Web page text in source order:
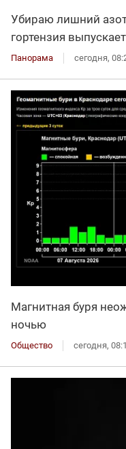
Убираю лишний
гортензия
Панорама сегодня,
Магнитная буря
ночью
Общество сегодня,